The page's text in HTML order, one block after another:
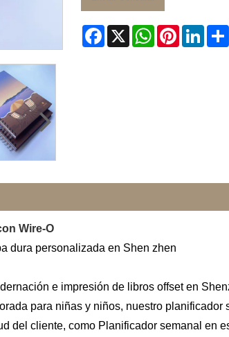
Facebook
X WhatsApp
Pinterest
Wire-O
dura personalizada en Shen zhen
e impresión de libros offset en
para niñas y niños, nuestro
del cliente, como Planificador semanal en